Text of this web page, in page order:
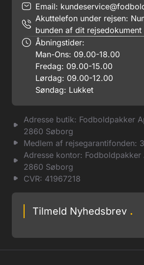
Email:
Akuttelefon under rejsen:
bunden af dit rejsedokument
Åbningstider:
Man-Ons: 09.00-18.00
Fredag: 09.00-15.00
Lørdag: 09.00-12.00
Søndag: Lukket
Adresse butik: Fodboldpakker
2860 Søborg
Medlem af rejsegarantifonden:
Adresse kontor: Fodboldpakker
2860 Søborg
CVR: 41967218
Tilmeld Nyhedsbrev .